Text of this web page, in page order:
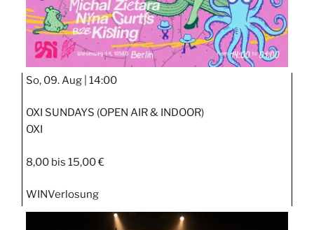
So, 09. Aug | 14:00
OXI SUNDAYS (OPEN AIR & INDOOR)
OXI
8,00 bis 15,00 €
WINVerlosung